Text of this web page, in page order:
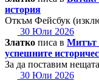
история
Откъм Фейсбук
30 Юли 2026
Златко писа в Митът
успешните
За да поставим
30 Юли 2026